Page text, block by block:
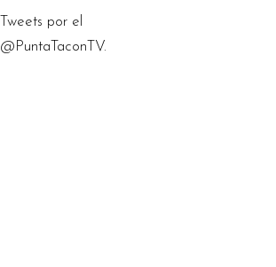
Tweets por el
@PuntaTaconTV.